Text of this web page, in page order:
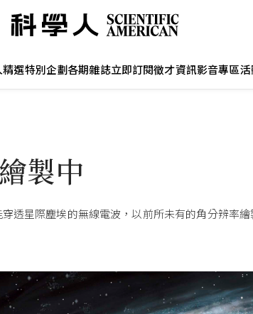
選特別企劃各期雜誌立即訂閱徵才資訊影音專區
製中
透星際塵埃的無線電波，以前所未有的角分辨率